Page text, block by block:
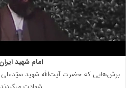
امام شهید ایران
برش‌هایی كه حضرت آیت‌الله شهید سیّدعلی